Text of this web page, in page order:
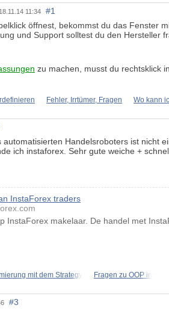
11:34
#1
öffnest, bekommst du das Fenster
und Support solltest du den Hersteller
zu machen, musst du rechtsklick
Fehler, Irrtümer, Fragen Wo kann
automatisierten Handelsroboters ist nicht
ich instaforex. Sehr gute weiche +
InstaForex traders
InstaForex makelaar. De handel met
mit dem Strategy Fragen zu OOP in
#3